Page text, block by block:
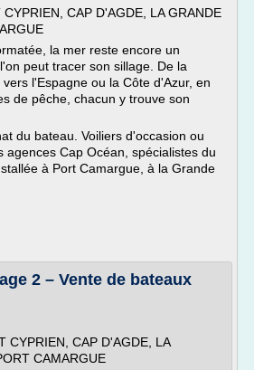
CAP D'AGDE, LA GRANDE
la mer reste encore un
peut tracer son sillage. De la
l'Espagne ou la Côte d'Azur, en
de pêche, chacun y trouve son
du bateau. Voiliers d'occasion ou
agences Cap Océan, spécialistes du
à Port Camargue, à la Grande
2 – Vente de bateaux
CYPRIEN, CAP D'AGDE, LA
CAMARGUE